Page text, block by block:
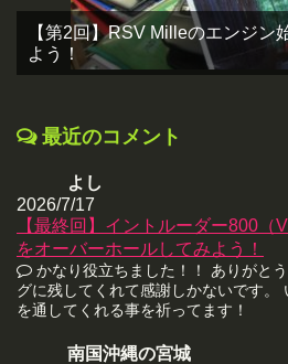
【第2回】RSV Milleのエンジン
よう！
最近のコメント
よし
2026/7/17
【最終回】イントルーダー800（
をオーバーホールしてみよう！
かなり役立ちました！！ ありがと
グに残してくれて感謝しかないです。
を通してくれる事を祈ってます！
南国沖縄の宮城